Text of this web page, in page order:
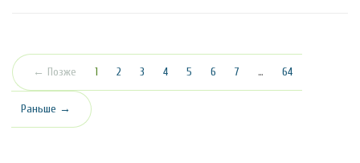
← Позже 1 (текущая)
2 3 4 5 6 7 … 64
Раньше →